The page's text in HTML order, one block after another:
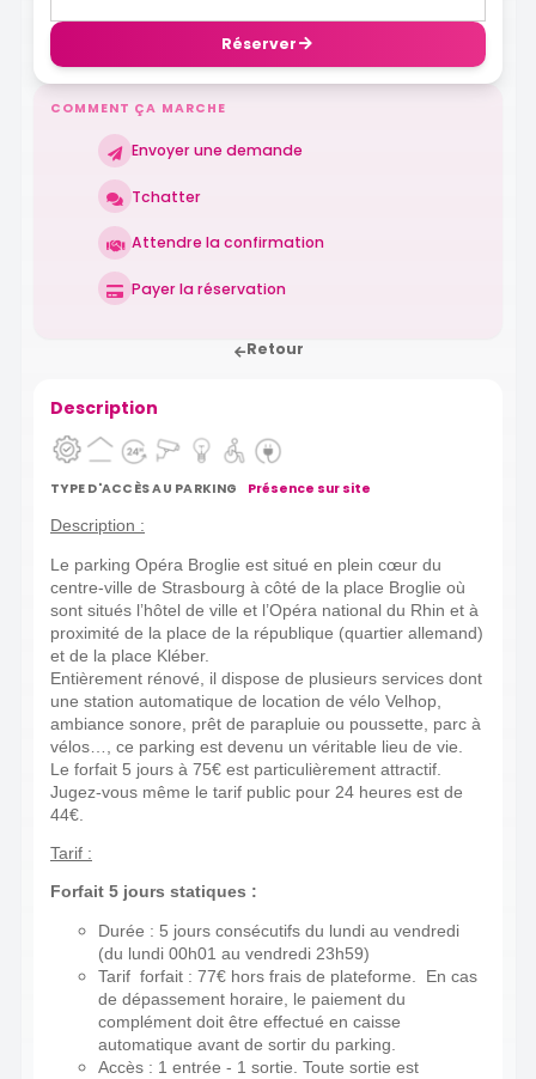
Réserver
COMMENT ÇA MARCHE
Envoyer une demande
Tchatter
Attendre la confirmation
Payer la réservation
Retour
Description
TYPE D'ACCÈS AU PARKING Présence sur site
Description :
Le parking Opéra Broglie est situé en plein cœur du
centre-ville de Strasbourg à côté de la place Broglie où
sont situés l’hôtel de ville et l’Opéra national du Rhin et à
proximité de la place de la république (quartier allemand)
et de la place Kléber.
Entièrement rénové, il dispose de plusieurs services dont
une station automatique de location de vélo Velhop,
ambiance sonore, prêt de parapluie ou poussette, parc à
vélos…, ce parking est devenu un véritable lieu de vie.
Le forfait 5 jours à 75€ est particulièrement attractif.
Jugez-vous même le tarif public pour 24 heures est de
44€.
Tarif :
Forfait 5 jours statiques :
Durée : 5 jours consécutifs du lundi au vendredi
(du lundi 00h01 au vendredi 23h59)
Tarif forfait : 77€ hors frais de plateforme. En cas
de dépassement horaire, le paiement du
complément doit être effectué en caisse
automatique avant de sortir du parking.
Accès : 1 entrée - 1 sortie. Toute sortie est